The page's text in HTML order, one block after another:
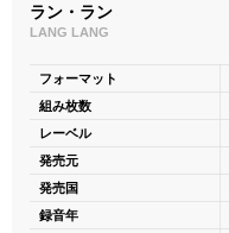
ラン・ラン
LANG LANG
フォーマット
組み枚数
レーベル
発売元
発売国
録音年